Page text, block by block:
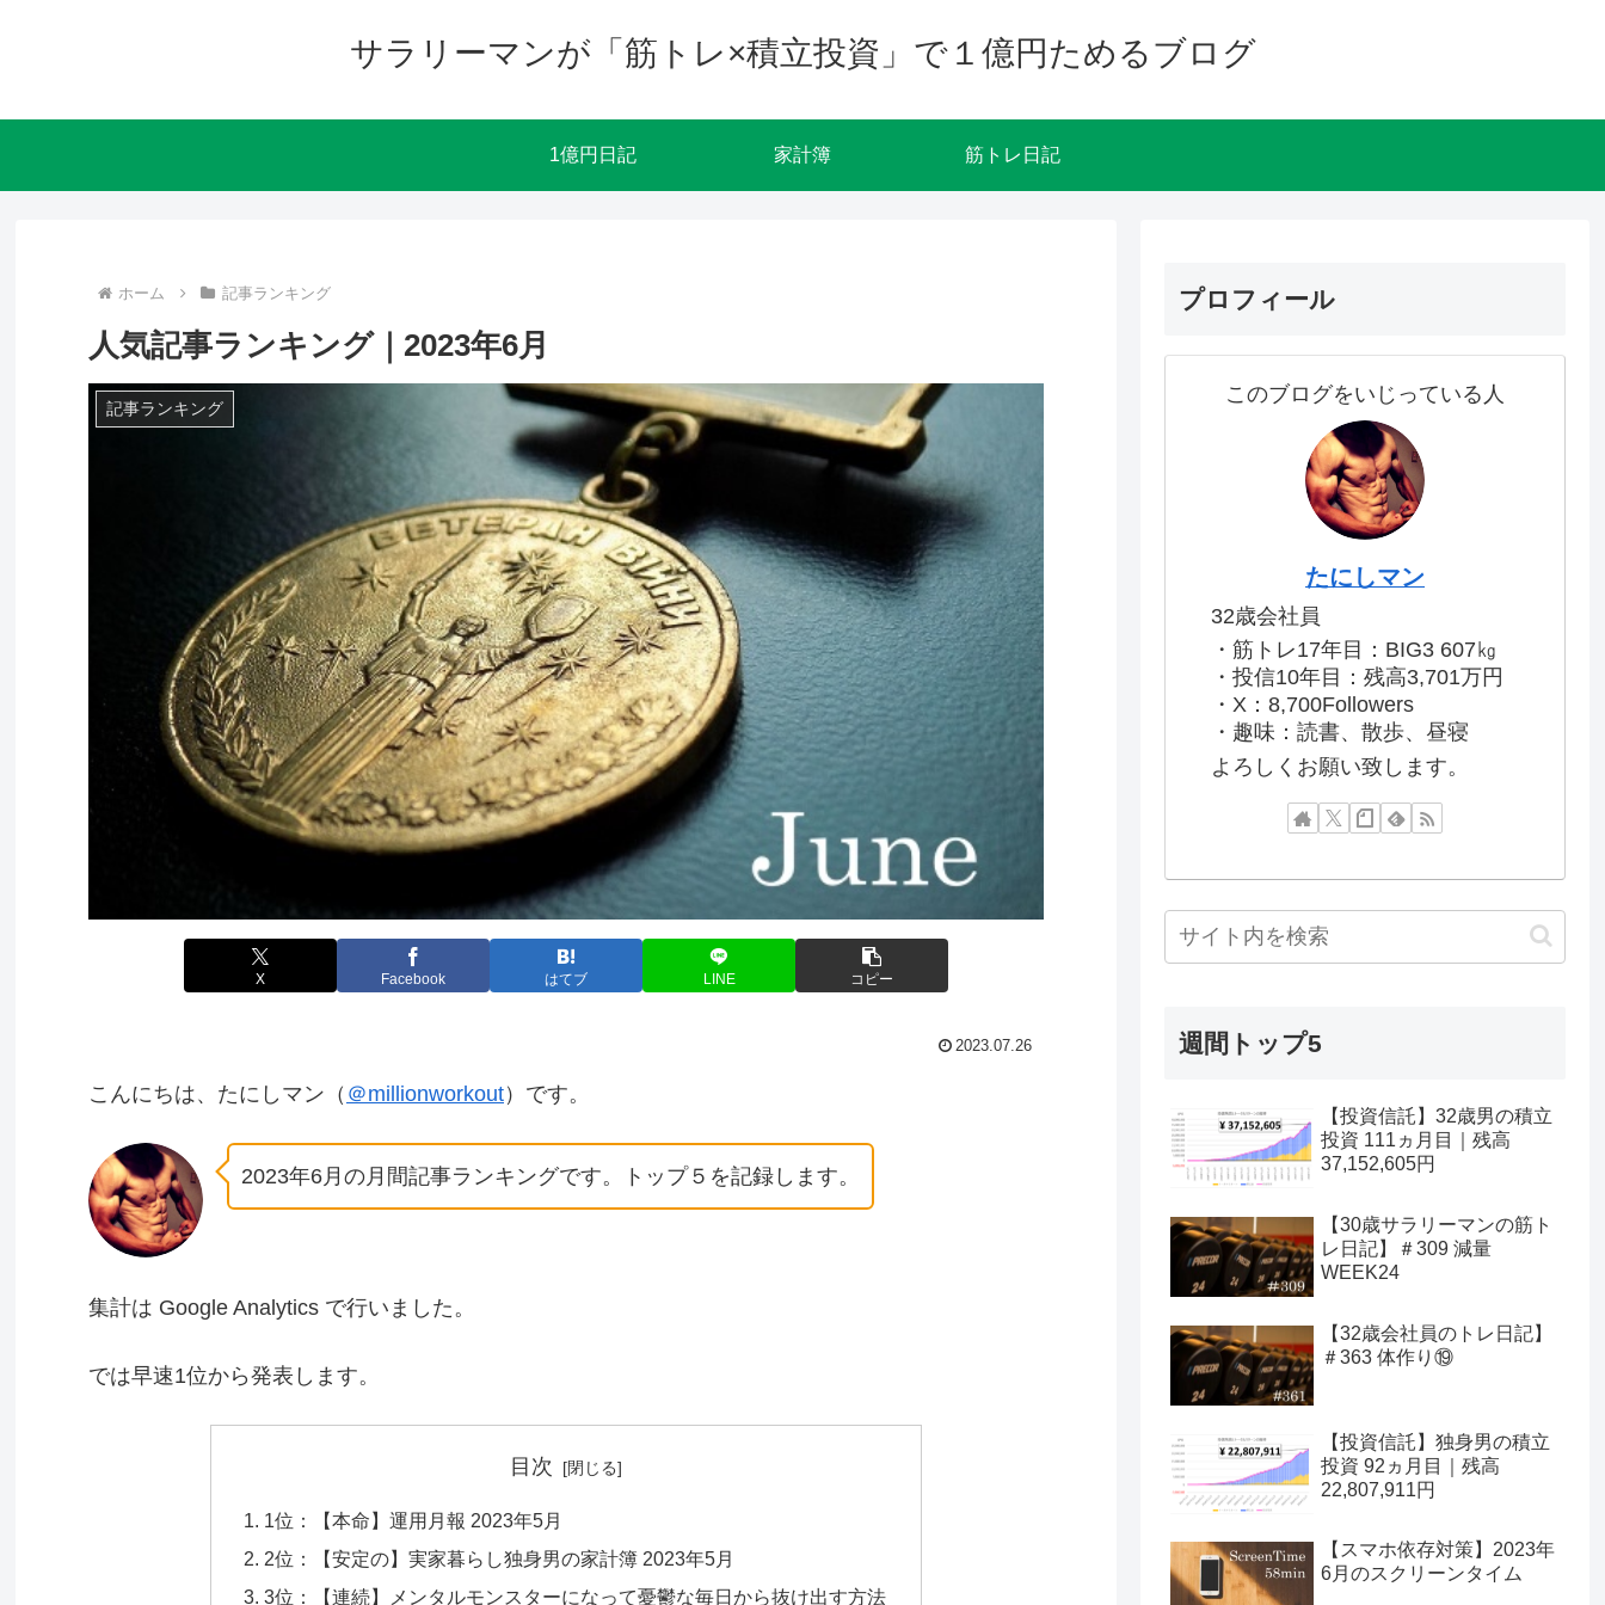
サラリーマンが「筋トレ×積立投資」で１億円ためるブログ
1億円日記 家計簿 筋トレ日記
ホーム 記事ランキング
人気記事ランキング｜2023年6月
記事ランキング
X Facebook はてブ LINE コピー
2023.07.26
こんにちは、たにしマン（ ＠millionworkout）です。
2023年6月の月間記事ランキングです。トップ５を記録します。
集計は Google Analytics で行いました。
では早速1位から発表します。
目次
1位：【本命】運用月報 2023年5月
2位：【安定の】実家暮らし独身男の家計簿 2023年5月
3位：【連続】メンタルモンスターになって憂鬱な毎日から抜け出す方法
プロフィール
このブログをいじっている人
たにしマン
32歳会社員
・筋トレ17年目：BIG3 607㎏
・投信10年目：残高3,701万円
・X：8,700Followers
・趣味：読書、散歩、昼寝
よろしくお願い致します。
週間トップ5
【投資信託】32歳男の積立
投資 111ヵ月目｜残高
37,152,605円
【30歳サラリーマンの筋ト
レ日記】＃309 減量
WEEK24
【32歳会社員のトレ日記】
＃363 体作り⑲
【投資信託】独身男の積立
投資 92ヵ月目｜残高
22,807,911円
【スマホ依存対策】2023年
6月のスクリーンタイム